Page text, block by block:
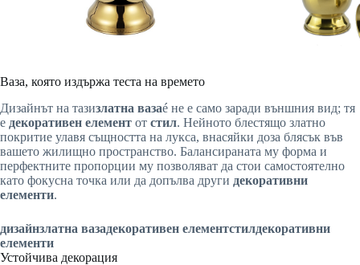
Ваза, която издържа теста на времето
Дизайнът на тазизлатна вазаé не е само заради външния вид; тя
е декоративен елемент от стил. Нейното блестящо златно
покритие улавя същността на лукса, внасяйки доза блясък във
вашето жилищно пространство. Балансираната му форма и
перфектните пропорции му позволяват да стои самостоятелно
като фокусна точка или да допълва други декоративни
елементи.
дизайнзлатна вазадекоративен елементстилдекоративни
елементи
Устойчива декорация